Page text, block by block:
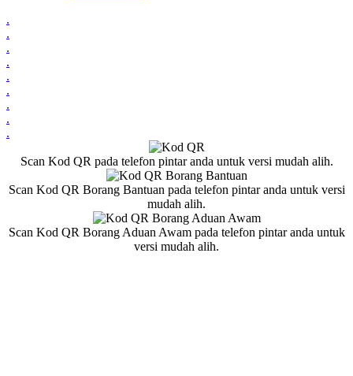
.
.
.
.
.
.
.
.
.
Scan Kod QR pada telefon pintar anda untuk versi mudah alih.
Scan Kod QR Borang Bantuan pada telefon pintar anda untuk versi
mudah alih.
Scan Kod QR Borang Aduan Awam pada telefon pintar anda untuk
versi mudah alih.